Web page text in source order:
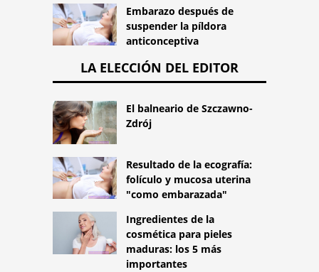
Embarazo después de
suspender la píldora
anticonceptiva
LA ELECCIÓN DEL EDITOR
El balneario de Szczawno-
Zdrój
Resultado de la ecografía:
folículo y mucosa uterina
"como embarazada"
Ingredientes de la
cosmética para pieles
maduras: los 5 más
importantes